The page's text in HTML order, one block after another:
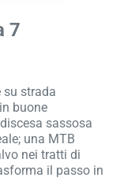
7
su strada
buone
sassosa
una MTB
nei tratti di
il passo in